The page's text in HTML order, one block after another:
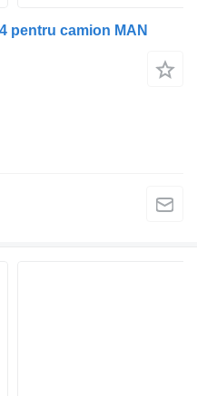
pentru camion MAN